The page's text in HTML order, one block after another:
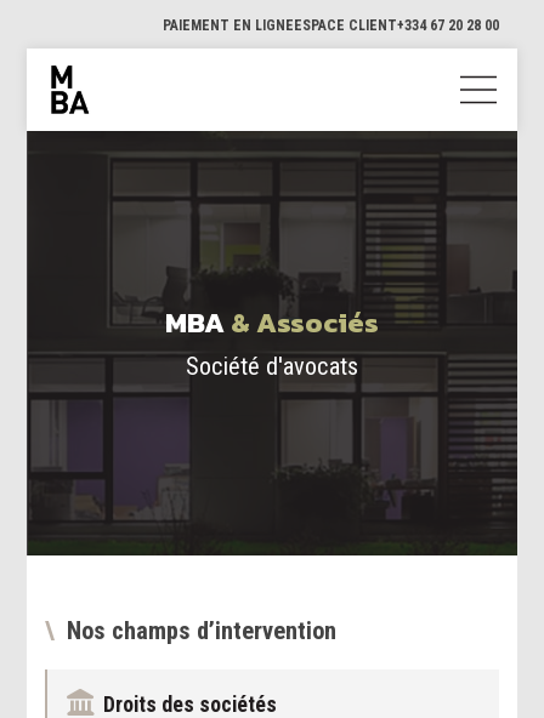
PAIEMENT EN LIGNEESPACE CLIENT+334 67 20 28 00
MBA& Associés
Société d'avocats
Nos champs d’intervention
Droits des sociétés